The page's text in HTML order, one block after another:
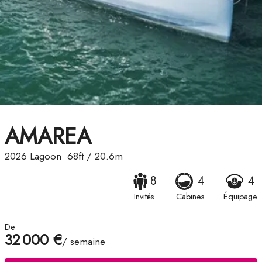
AMAREA
2026 Lagoon 68ft/ 20.6m
8
Invités
4
Cabines
4
Équipage
De
32 000 €/ semaine